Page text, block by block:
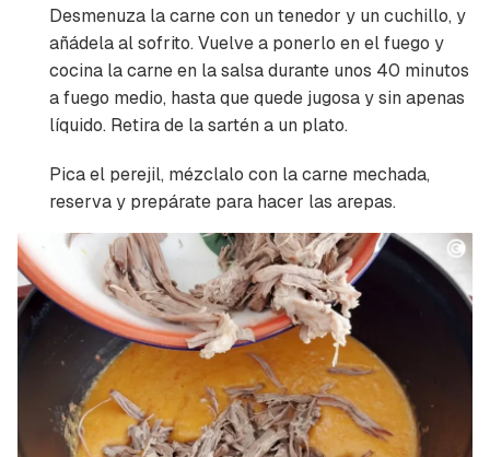
Desmenuza la carne con un tenedor y un cuchillo, y
añádela al sofrito. Vuelve a ponerlo en el fuego y
cocina la carne en la salsa durante unos 40 minutos
a fuego medio, hasta que quede jugosa y sin apenas
líquido. Retira de la sartén a un plato.
Pica el perejil, mézclalo con la carne mechada,
reserva y prepárate para hacer las arepas.